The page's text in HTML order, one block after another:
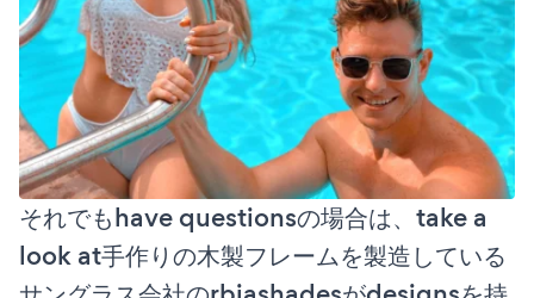
それでもhave questionsの場合は、take a
look at手作りの木製フレームを製造している